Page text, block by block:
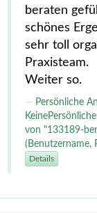
beraten
schönes
sehr toll
Praxisteam.
Weiter so.
Persönliche
von "133189-
(Benutzername,
Details